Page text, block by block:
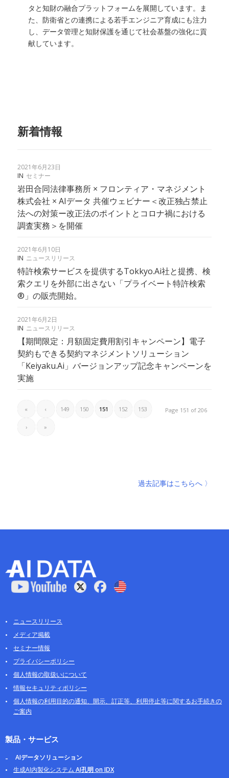
タと知財の融合プラットフォームを展開しています。ま
た、防衛省との連携による若手エンジニア育成にも注力
し、データ管理と知財保護を通じて社会基盤の強化に貢
献しています。
新着情報
2021年6月23日
IN セミナー
岩田合同法律事務所 × フロンティア・マネジメント
株式会社 × AIデータ 共催ウェビナー＜改正独占禁止
法への対策ー改正法のポイントとコロナ禍における
調査実務＞を開催
2021年6月10日
IN ニュースリリース
特許検索サービスを提供するTokkyo.Ai社と提携、検
索クエリを外部に出さない「プライベート特許検索
®」の販売開始。
2021年6月2日
IN ニュースリリース
【期間限定：月額固定費用割引キャンペーン】電子
契約もできる契約マネジメントソリューション
「Keiyaku.Ai」バージョンアップ記念キャンペーンを
実施
Page 151 of 206
« ‹ 149 150 151 152 153
› »
過去記事はこちらへ 〉
ニュースリリース
メディア掲載
セミナー情報
プライバシーポリシー
個人情報の取扱いについて
情報セキュリティポリシー
個人情報の利用目的の通知、開示、訂正等、利用停止等に関するお手続きの
ご案内
製品・サービス
AIデータソリューション
生成AI内製化システム AI孔明 on IDX